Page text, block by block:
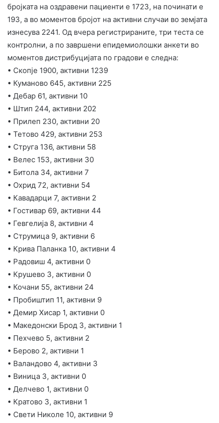
бројката на оздравени пациенти е 1723, на починати е
193, а во моментов бројот на активни случаи во земјата
изнесува 2241. Од вчера регистрираните, три теста се
контролни, а по завршени епидемиолошки анкети во
моментов дистрибуцијата по градови е следна:
• Скопје 1900, активни 1239
• Куманово 645, активни 225
• Дебар 61, активни 10
• Штип 244, активни 202
• Прилеп 230, активни 20
• Тетово 429, активни 253
• Струга 136, активни 58
• Велес 153, активни 30
• Битола 34, активни 7
• Охрид 72, активни 54
• Кавадарци 7, активни 2
• Гостивар 69, активни 44
• Гевгелија 8, активни 4
• Струмица 9, активни 6
• Крива Паланка 10, активни 4
• Радовиш 4, активни 0
• Крушево 3, активни 0
• Кочани 55, активни 24
• Пробиштип 11, активни 9
• Демир Хисар 1, активни 0
• Македонски Брод 3, активни 1
• Пехчево 5, активни 2
• Берово 2, активни 1
• Валандово 4, активни 3
• Виница 3, активни 0
• Делчево 1, активни 0
• Кратово 3, активни 1
• Свети Николе 10, активни 9